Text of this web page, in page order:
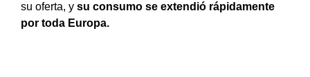
su oferta, y su consumo se extendió rápidamente
por toda Europa.